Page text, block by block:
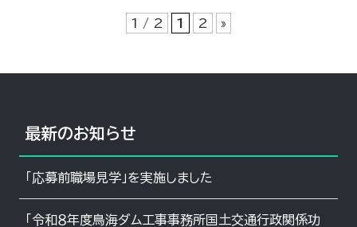
1 / 2 1 2 »
最新のお知らせ
「応募前職場見学」を実施しました
「令和８年度鳥海ダム工事事務所国土交通行政関係功